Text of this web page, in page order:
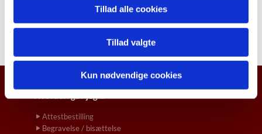
Tillad alle cookies
Tillad valgte
Kun nødvendige cookies
Attestbestilling
Begravelse / bisættelse